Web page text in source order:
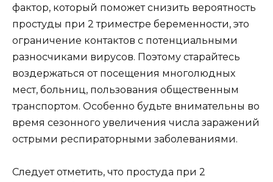
фактор, который поможет снизить вероятность
простуды при 2 триместре беременности, это
ограничение контактов с потенциальными
разносчиками вирусов. Поэтому старайтесь
воздержаться от посещения многолюдных
мест, больниц, пользования общественным
транспортом. Особенно будьте внимательны во
время сезонного увеличения числа заражений
острыми респираторными заболеваниями.
Следует отметить, что простуда при 2